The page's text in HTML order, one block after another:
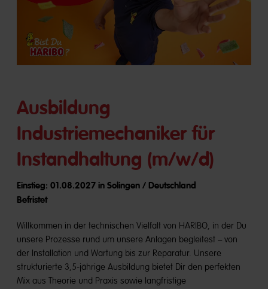
Ausbildung
Industriemechaniker für
Instandhaltung (m/w/d)
Einstieg: 01.08.2027 in Solingen / Deutschland
Befristet
Willkommen in der technischen Vielfalt von HARIBO, in der Du
unsere Prozesse rund um unsere Anlagen begleitest – von
der Installation und Wartung bis zur Reparatur. Unsere
strukturierte 3,5-jährige Ausbildung bietet Dir den perfekten
Mix aus Theorie und Praxis sowie langfristige